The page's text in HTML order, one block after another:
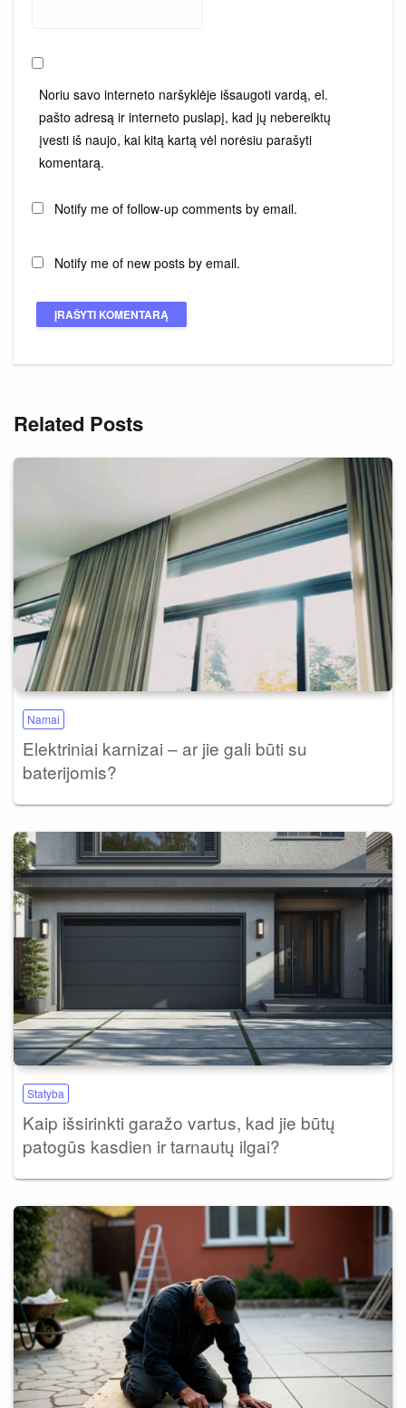
Noriu savo interneto naršyklėje išsaugoti vardą, el.
pašto adresą ir interneto puslapį, kad jų nebereiktų
įvesti iš naujo, kai kitą kartą vėl norėsiu parašyti
komentarą.
Notify me of follow-up comments by email.
Notify me of new posts by email.
Related Posts
Namai
Elektriniai karnizai – ar jie gali būti su
baterijomis?
Statyba
Kaip išsirinkti garažo vartus, kad jie būtų
patogūs kasdien ir tarnautų ilgai?